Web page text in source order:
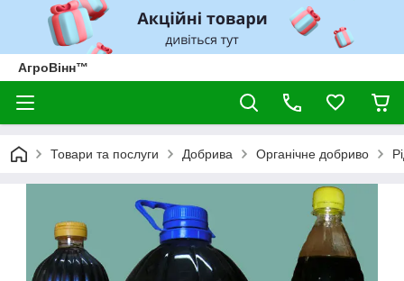
АгроВінн™
Товари та послуги Добрива Органічне добриво